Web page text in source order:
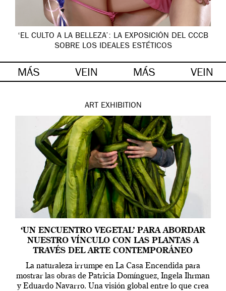
‘EL CULTO A LA BELLEZA’: LA EXPOSICIÓN DEL CCCB
SOBRE LOS IDEALES ESTÉTICOS
MÁS VEIN MÁS VEIN
ART EXHIBITION
‘UN ENCUENTRO VEGETAL’ PARA ABORDAR
NUESTRO VÍNCULO CON LAS PLANTAS A
TRAVÉS DEL ARTE CONTEMPORÁNEO
La naturaleza irrumpe en La Casa Encendida para
mostrar las obras de Patricia Domínguez, Ingela Ihrman
y Eduardo Navarro. Una visión global entre lo que crea